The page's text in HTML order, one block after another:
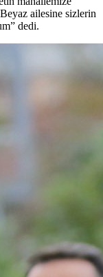
Beyaz ailesine sizlerin
dedi.